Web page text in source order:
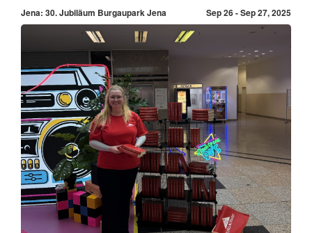
Jena: 30. Jubiläum Burgaupark Jena Sep 26 - Sep 27, 2025